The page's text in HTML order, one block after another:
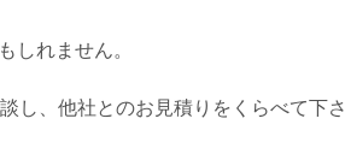
しれません。
し、他社とのお見積りをくらべて下さ